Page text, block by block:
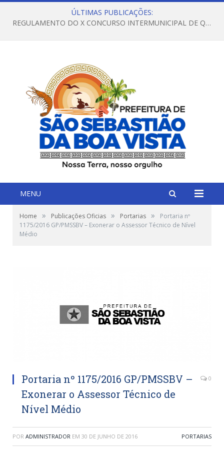
ÚLTIMAS PUBLICAÇÕES:
REGULAMENTO DO X CONCURSO INTERMUNICIPAL DE QUADRILHAS JUNINAS – 2026 – ARRAIÁ DA VENEZA
MENU
Home » Publicações Oficias » Portarias »
Portaria nº
1175/2016 GP/PMSSBV – Exonerar o Assessor Técnico de Nível
Médio
Portaria nº 1175/2016 GP/PMSSBV –
Exonerar o Assessor Técnico de
Nível Médio
0
POR ADMINISTRADOR EM 30 DE JUNHO DE 2016 PORTARIAS